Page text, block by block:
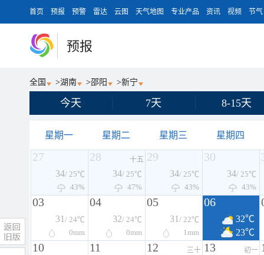
首页 预报 预警 雷达 云图 天气地图 专业产品 资讯 视频 节气
预报
全国 >湖南 >邵阳 >新宁
今天 7天 8-15天
星期一 星期二 星期三 星期四
27
34/ 25℃
43%
28 十五
34/ 25℃
47%
29
34/ 25℃
43%
30
34/ 25℃
43%
03
31 / 24℃
0mm
04
32/ 24℃
0mm
05
31 / 22℃
1mm
06
32℃
23℃
10 11 12 三十 13 初一